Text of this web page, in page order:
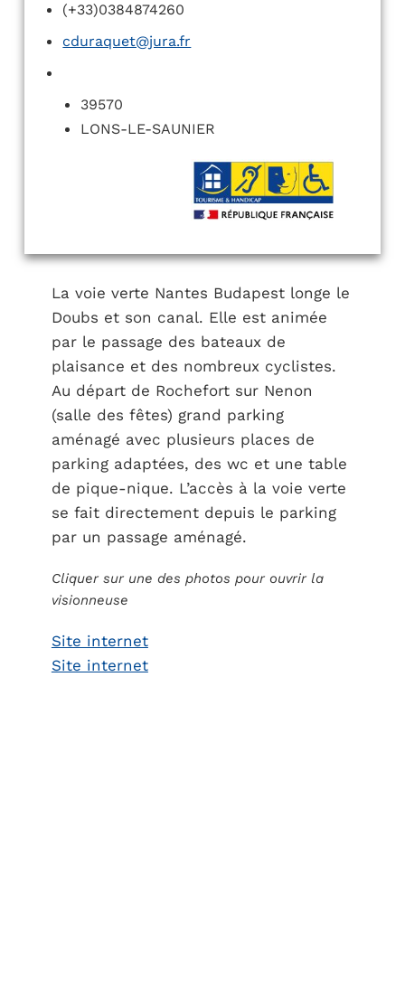
(+33)0384874260
cduraquet@jura.fr
39570
LONS-LE-SAUNIER
La voie verte Nantes Budapest longe le
Doubs et son canal. Elle est animée
par le passage des bateaux de
plaisance et des nombreux cyclistes.
Au départ de Rochefort sur Nenon
(salle des fêtes) grand parking
aménagé avec plusieurs places de
parking adaptées, des wc et une table
de pique-nique. L’accès à la voie verte
se fait directement depuis le parking
par un passage aménagé.
Cliquer sur une des photos pour ouvrir la
visionneuse
Site internet
Site internet